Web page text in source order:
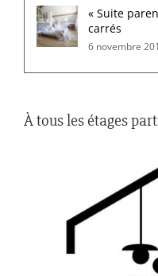
« Suite
carrés
6 novembre
À tous les étages